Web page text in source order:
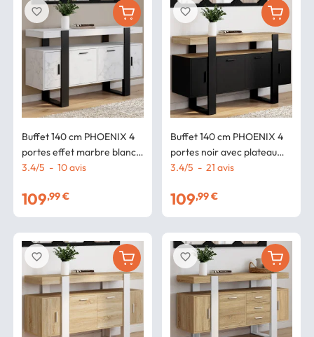
Buffet 140 cm PHOENIX 4
portes effet marbre blanc
ALASKA et noir
3.4/5 - 10avis
109,99 €
favorite_border
favorite_border
Buffet 140 cm PHOENIX 4
portes noir avec plateau
bois
3.4/5 - 21 avis
109,99 €
favorite_border
favorite_border